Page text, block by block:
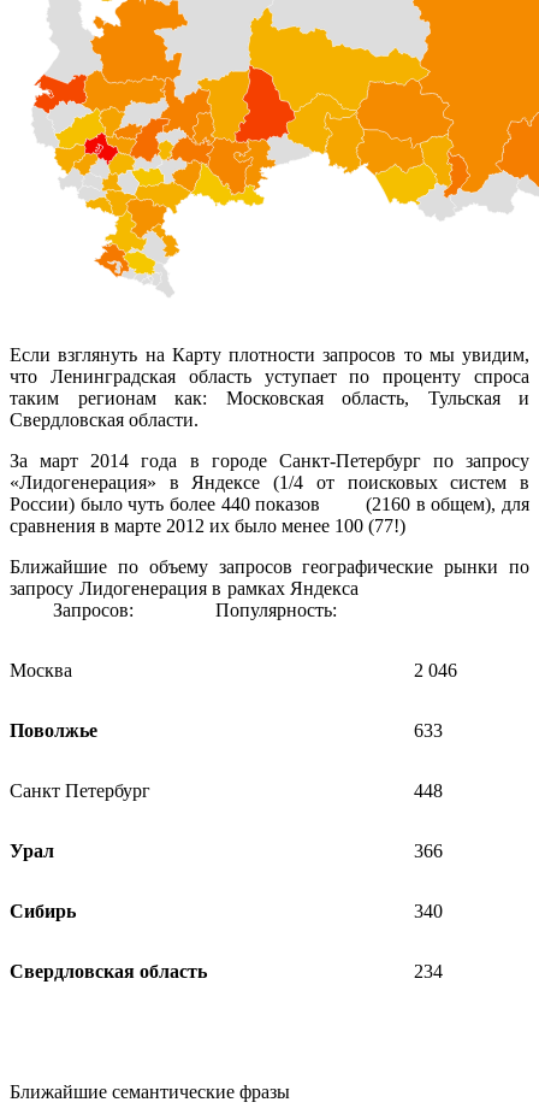
Если взглянуть на Карту плотности запросов то мы увидим,
что Ленинградская область уступает по проценту спроса
таким регионам как: Московская область, Тульская и
Свердловская области.
За март 2014 года в городе Санкт-Петербург по запросу
«Лидогенерация» в Яндексе (1/4 от поисковых систем в
России) было чуть более 440 показов (2160 в общем), для
сравнения в марте 2012 их было менее 100 (77!)
Ближайшие по объему запросов географические рынки по
запросу Лидогенерация в рамках Яндекса
Запросов: Популярность:
Москва 2 046
Поволжье 633
Санкт Петербург 448
Урал 366
Сибирь 340
Свердловская область 234
Ближайшие семантические фразы